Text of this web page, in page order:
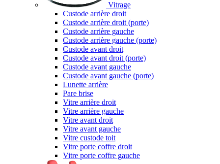
Vitrage
Custode arrière droit
Custode arrière droit (porte)
Custode arrière gauche
Custode arrière gauche (porte)
Custode avant droit
Custode avant droit (porte)
Custode avant gauche
Custode avant gauche (porte)
Lunette arrière
Pare brise
Vitre arrière droit
Vitre arrière gauche
Vitre avant droit
Vitre avant gauche
Vitre custode toit
Vitre porte coffre droit
Vitre porte coffre gauche